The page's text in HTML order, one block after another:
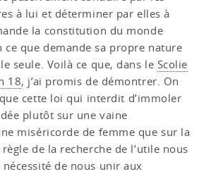
à lui et déterminer par elles à
la constitution du monde
ce que demande sa propre nature
seule. Voilà ce que, dans le Scolie
18, j’ai promis de démontrer. On
cette loi qui interdit d’immoler
plutôt sur une vaine
miséricorde de femme que sur la
de la recherche de l’utile nous
de nous unir aux